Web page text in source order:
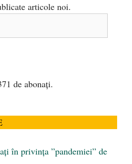
articole noi.
de abonați.
în privința ”pandemiei” de